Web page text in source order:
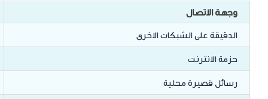
وجهة الاتصال
الدقيقة على الشبكات الاخرى
حزمة الانترنت
رسائل قصيرة محلية